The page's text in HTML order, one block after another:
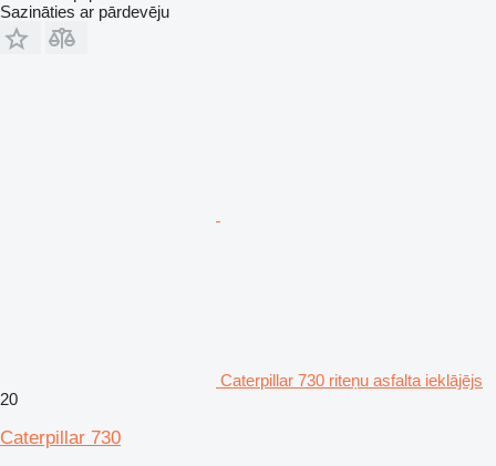
Sazināties ar pārdevēju
Caterpillar 730 riteņu asfalta ieklājējs
20
Caterpillar 730